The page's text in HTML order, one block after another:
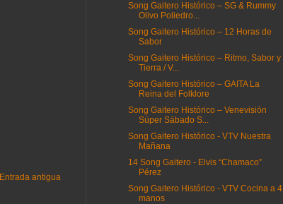
Entrada antigua
Song Gaitero Histórico – SG & Rummy
Olivo Poliedro...
Song Gaitero Histórico – 12 Horas de
Sabor
Song Gaitero Histórico – Ritmo, Sabor y
Tierra / V...
Song Gaitero Histórico – GAITA La
Reina del Folklore
Song Gaitero Histórico – Venevisión
Súper Sábado S...
Song Gaitero Histórico - VTV Nuestra
Mañana
14 Song Gaitero - Elvis “Chamaco”
Pérez
Song Gaitero Histórico - VTV Cocina a 4
manos